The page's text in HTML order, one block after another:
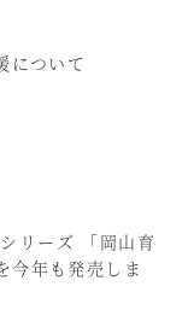
について
リーズ 「岡山育
今年も発売しま